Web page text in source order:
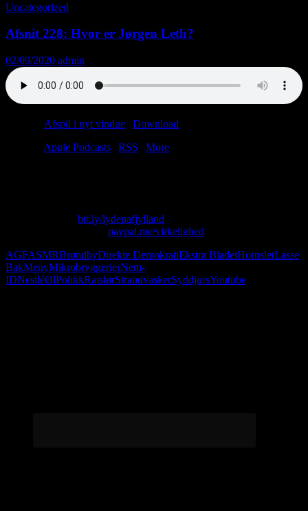
Uncategorized
Afsnit 228: Hvor er Jørgen Leth?
02/09/2020 admin
Afspil i nyt vindue Download
Apple Podcasts RSS
More
bit.ly/lydenafjylland
paypal.me/virkelighed
AGFASMRBrøndbyDirekte DemokratiEkstra BladetHornsletLasse
BakMenyMikrobryggerierNem-
IDNestléØlPolitikRatslørStrandvaskerSyddjursYoutube